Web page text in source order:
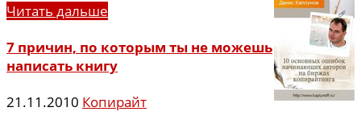
Читать дальше
7 причин, по которым ты не можешь
написать книгу
21.11.2010 Копирайт